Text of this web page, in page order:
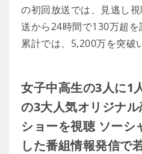
の初回放送では、見逃し
送から24時間で130万超
累計では、5,200万を突破
女子中高生の3人に1
の3大人気オリジナ
ショーを視聴 ソーシ
した番組情報発信で